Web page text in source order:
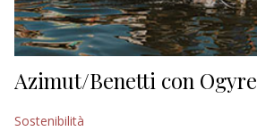
TURISMO
CULTURA
NAUTICA
Azimut/Benetti con Ogyre
Sostenibilità